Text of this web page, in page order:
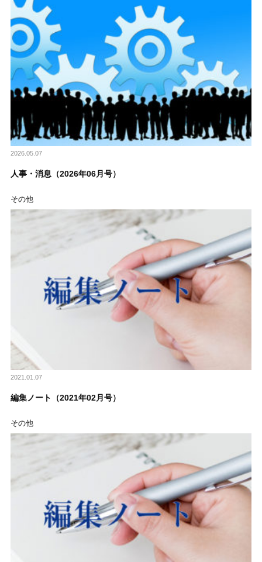
2026.05.07
人事・消息（2026年06月号）
その他
2021.01.07
編集ノート（2021年02月号）
その他